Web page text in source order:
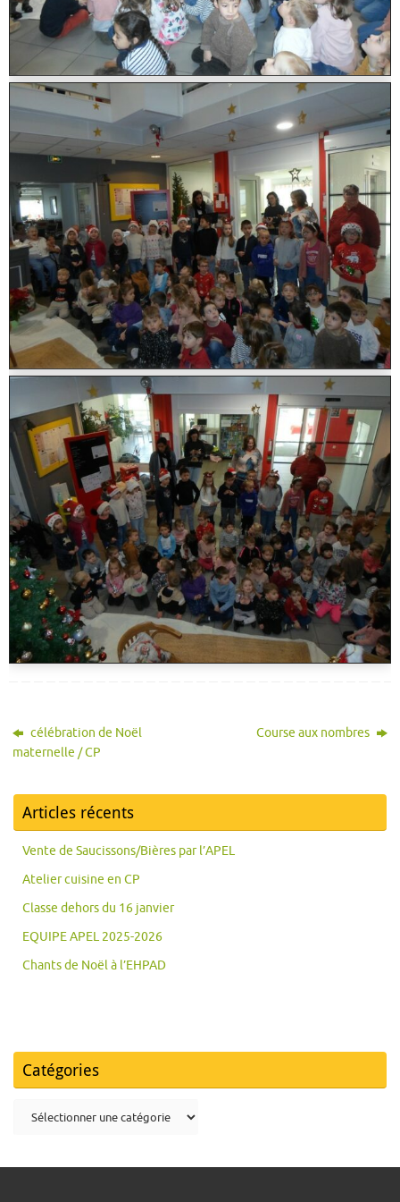
célébration de Noël
maternelle / CP
Course aux nombres
Articles récents
Vente de Saucissons/Bières par l’APEL
Atelier cuisine en CP
Classe dehors du 16 janvier
EQUIPE APEL 2025-2026
Chants de Noël à l’EHPAD
Catégories